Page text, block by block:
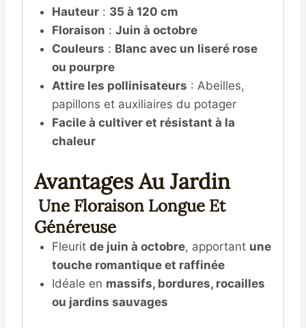
Hauteur: 35 à 120 cm
Floraison : Juin à octobre
Couleurs : Blanc avec un liseré rose
ou pourpre
Attire les pollinisateurs : Abeilles,
papillons et auxiliaires du potager
Facile à cultiver et résistant à la
chaleur
Avantages Au Jardin
Une Floraison Longue Et
Généreuse
Fleurit de juin à octobre, apportant une
touche romantique et raffinée
Idéale en massifs, bordures, rocailles
ou jardins sauvages